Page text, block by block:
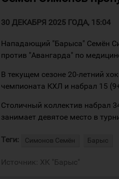
30 ДЕКАБРЯ 2025 ГОДА, 15:04
Нападающий "Барыса" Семён
против "Авангарда" по
В текущем сезоне 20-летний
чемпионата КХЛ и набрал 15
Столичный коллектив набрал
занимает девятое место в
Теги: Симонов Семён Барыс
Источник: ХК "Барыс"